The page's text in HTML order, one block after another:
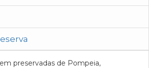
preservadas de Pompeia,